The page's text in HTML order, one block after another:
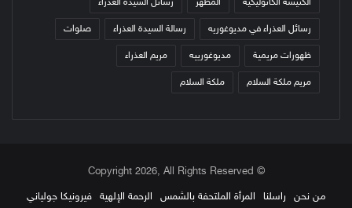
الكنيسة الكاثوليكيّة المطهر رسائل السيدة العذراء
رسائل العذراء في مديوغوريه رسالة السيدة العذراء صلوات
ظهورات مريمية مديوغورييه مريم العذراء
مريم ملكة السلام ملكة السلام
© Copyright 2026, All Rights Reserved
من نحن
راسلنا المرأة الملتحفة بالشمس الرحمة الإلهية فيرونيكا جولياني